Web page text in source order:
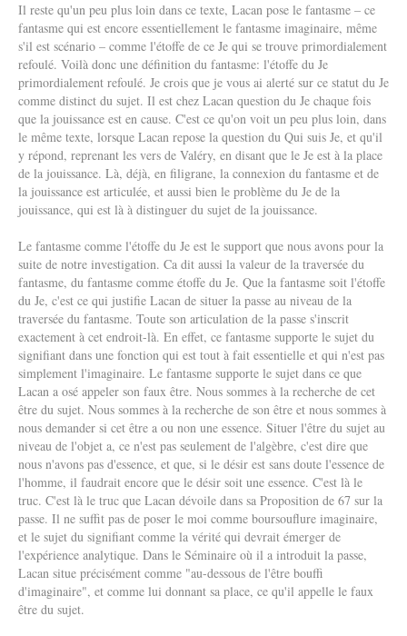
Il reste qu'un peu plus loin dans ce texte, Lacan pose le fantasme – ce
fantasme qui est encore essentiellement le fantasme imaginaire, même
s'il est scénario – comme l'étoffe de ce Je qui se trouve primordialement
refoulé. Voilà donc une définition du fantasme: l'étoffe du Je
primordialement refoulé. Je crois que je vous ai alerté sur ce statut du Je
comme distinct du sujet. Il est chez Lacan question du Je chaque fois
que la jouissance est en cause. C'est ce qu'on voit un peu plus loin, dans
le même texte, lorsque Lacan repose la question du Qui suis Je, et qu'il
y répond, reprenant les vers de Valéry, en disant que le Je est à la place
de la jouissance. Là, déjà, en filigrane, la connexion du fantasme et de
la jouissance est articulée, et aussi bien le problème du Je de la
jouissance, qui est là à distinguer du sujet de la jouissance.
Le fantasme comme l'étoffe du Je est le support que nous avons pour la
suite de notre investigation. Ca dit aussi la valeur de la traversée du
fantasme, du fantasme comme étoffe du Je. Que la fantasme soit l'étoffe
du Je, c'est ce qui justifie Lacan de situer la passe au niveau de la
traversée du fantasme. Toute son articulation de la passe s'inscrit
exactement à cet endroit-là. En effet, ce fantasme supporte le sujet du
signifiant dans une fonction qui est tout à fait essentielle et qui n'est pas
simplement l'imaginaire. Le fantasme supporte le sujet dans ce que
Lacan a osé appeler son faux être. Nous sommes à la recherche de cet
être du sujet. Nous sommes à la recherche de son être et nous sommes à
nous demander si cet être a ou non une essence. Situer l'être du sujet au
niveau de l'objet a, ce n'est pas seulement de l'algèbre, c'est dire que
nous n'avons pas d'essence, et que, si le désir est sans doute l'essence de
l'homme, il faudrait encore que le désir soit une essence. C'est là le
truc. C'est là le truc que Lacan dévoile dans sa Proposition de 67 sur la
passe. Il ne suffit pas de poser le moi comme boursouflure imaginaire,
et le sujet du signifiant comme la vérité qui devrait émerger de
l'expérience analytique. Dans le Séminaire où il a introduit la passe,
Lacan situe précisément comme "au-dessous de l'être bouffi
d'imaginaire", et comme lui donnant sa place, ce qu'il appelle le faux
être du sujet.